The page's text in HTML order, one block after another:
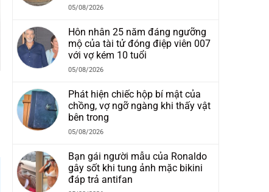
05/08/2026
Hôn nhân 25 năm đáng ngưỡng
mộ của tài tử đóng điệp viên 007
với vợ kém 10 tuổi
05/08/2026
Phát hiện chiếc hộp bí mật của
chồng, vợ ngỡ ngàng khi thấy vật
bên trong
05/08/2026
Bạn gái người mẫu của Ronaldo
gây sốt khi tung ảnh mặc bikini
đáp trả antifan